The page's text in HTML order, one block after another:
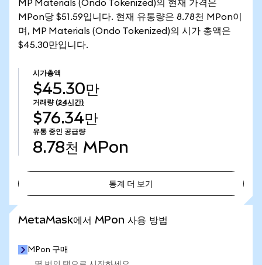
MP Materials (Ondo Tokenized)의 현재 가격은
MPon당 $51.59입니다. 현재 유통량은 8.78천 MPon이
며, MP Materials (Ondo Tokenized)의 시가 총액은
$45.30만입니다.
시가총액
$45.30만
거래량 (24시간)
$76.34만
유통 중인 공급량
8.78천 MPon
통계 더 보기
MetaMask에서 MPon 사용 방법
MPon 구매